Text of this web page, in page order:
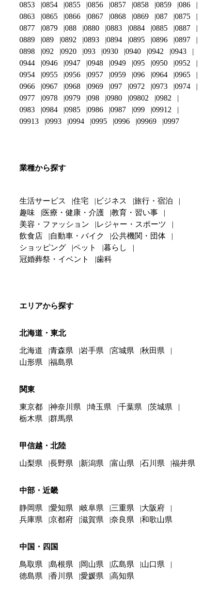
0853
0854 0855 0856 0857 0858 0859
086
0863
0865 0866 0867 0868 0869 087
0875
0877
0879 088 0880 0883 0884 0885
0887
0889
089 0892 0893 0894 0895 0896
0897
0898
092 0920 093 0930 0940 0942
0943
0944
0946 0947 0948 0949 095 0950
0952
0954
0955 0956 0957 0959 096 0964
0965
0966
0967 0968 0969 097 0972 0973
0974
0977
0978 0979 098 0980 09802
0982
0983
0984 0985 0986 0987 099
09912
09913
0993 0994 0995 0996 09969 0997
業種から探す
生活サービス 住宅 ビジネス
旅行・宿泊
趣味
医療・健康・介護
教育・習い事
美容・ファッション
レジャー・スポーツ
飲食店
自動車・バイク
公共機関・団体
ショッピング
ペット
暮らし
冠婚葬祭・イベント
歯科
エリアから探す
北海道・東北
北海道 青森県 岩手県 宮城県
秋田県
山形県
福島県
関東
東京都 神奈川県 埼玉県 千葉県
茨城県
栃木県
群馬県
甲信越・北陸
山梨県 長野県 新潟県 富山県 石川県 福井県
中部・近畿
静岡県 愛知県 岐阜県 三重県
大阪府
兵庫県
京都府 滋賀県 奈良県 和歌山県
中国・四国
鳥取県 島根県 岡山県 広島県
山口県
徳島県
香川県 愛媛県 高知県